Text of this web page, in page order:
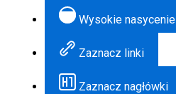
Wysokie nasycenie
Zaznacz linki
Zaznacz nagłówki